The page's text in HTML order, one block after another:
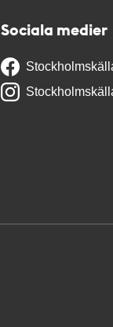
Sociala medier